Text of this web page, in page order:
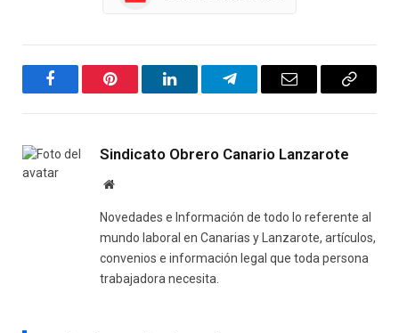
FacebookPinterest LinkedInTelegramEmail
Copy
Sindicato Obrero Canario Lanzarote
Website
Novedades e Información de todo lo referente al
mundo laboral en Canarias y Lanzarote, artículos,
convenios e información legal que toda persona
trabajadora necesita.